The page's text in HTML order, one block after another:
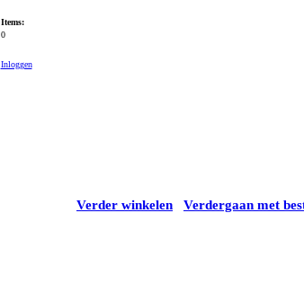
Items:
0
Inloggen
Verder winkelen Verdergaan met